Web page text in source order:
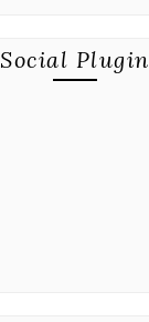
Social Plugin